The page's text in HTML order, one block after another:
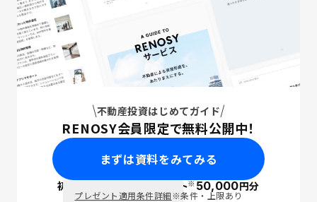
不動産投資はじめてガイド
RENOSY会員限定で無料公開中！
まずは資料をみてみる
初回面談で ポイント※50,000円分
プレゼント適用条件詳細※条件・上限あり